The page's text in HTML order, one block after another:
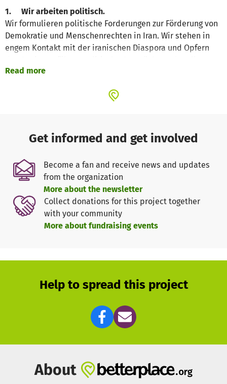
1. Wir arbeiten politisch.
Wir formulieren politische Forderungen zur Förderung von
Demokratie und Menschenrechten in Iran. Wir stehen in
engem Kontakt mit der iranischen Diaspora und Opfern
sicher, dass die Forderungen die Politik erreichen.
2. Wir arbeiten journalistisch.
klassischen Nachrichtenseiten. Wir fühlen uns in der
Pflicht, die Menschen in Deutschland über die sich
überschlagenden Ereignisse in Iran aufzuklären.
3. Wir organisieren Protest.
Wir organisieren Kampagnen und Demonstrationen, um
Menschen zu mobilisieren, die Freiheitsbewegung in Iran
zu unterstützen.
Einsatz für Freiheit vom Regime in Iran kriminalisiert
werden. Mit jeder Patenschaft wird Öffentlichkeit und
politischer Druck geschaffen für Menschen, die das
Regime in Iran am liebsten ermorden würde.
Patenschaften können Haftbedingungen verbessern,
Parlaments haben bereits Patenschaften übernommen.
Read more
Get informed and get involved
Become a fan and receive news and updates
from the organization
More about the newsletter
Collect donations for this project together
with your community
More about fundraising events
Help to spread this project
About